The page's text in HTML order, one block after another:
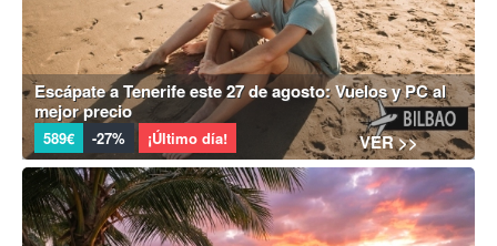
Escápate a Tenerife este 27 de agosto: Vuelos y PC al
mejor precio
589€ -27% ¡Último día! VER >>